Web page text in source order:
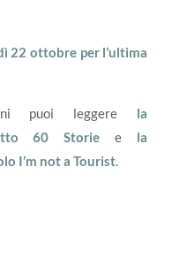
22 ottobreper l’ultima
puoi leggere la
60 Storie e la
I’m not a Tourist.